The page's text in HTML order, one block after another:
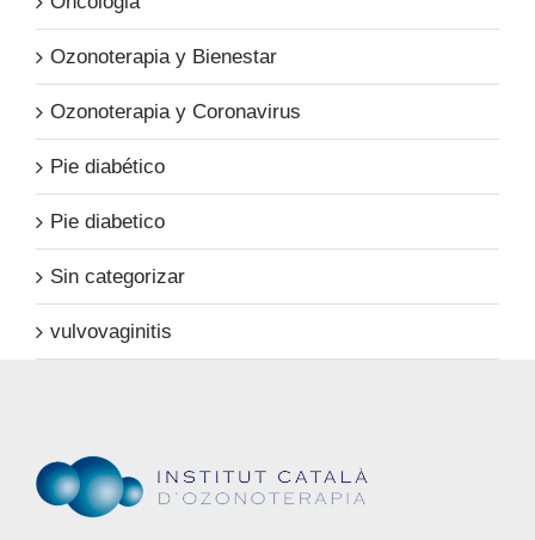
Ozonoterapia y Bienestar
Ozonoterapia y Coronavirus
Pie diabético
Pie diabetico
Sin categorizar
vulvovaginitis